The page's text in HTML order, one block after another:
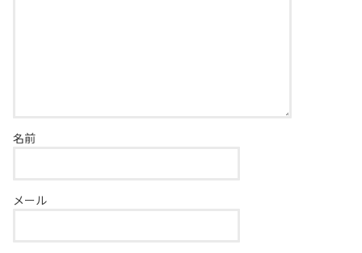
名前
メール